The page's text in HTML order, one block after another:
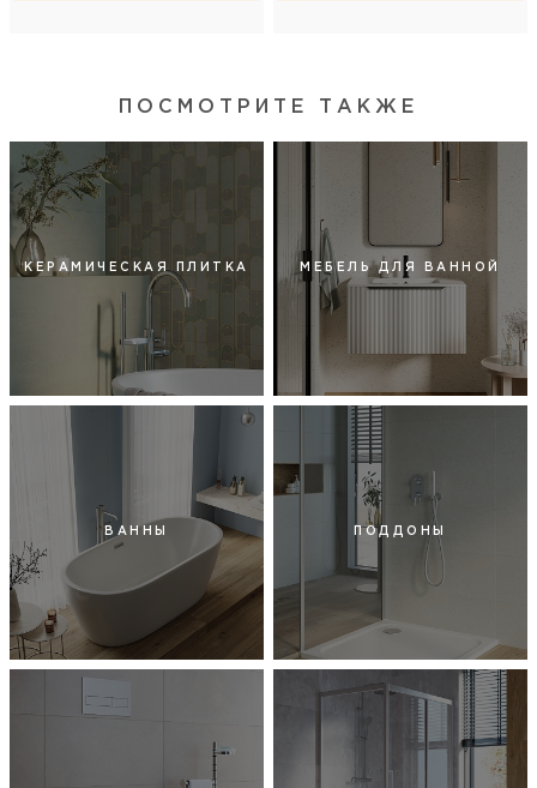
ПОСМОТРИТЕ ТАКЖЕ
КЕРАМИЧЕСКАЯ ПЛИТКА МЕБЕЛЬ ДЛЯ ВАННОЙ
ВАННЫ ПОДДОНЫ